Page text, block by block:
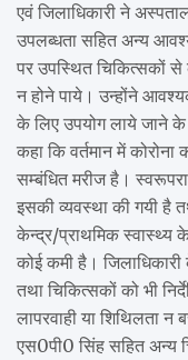
एवं जिलाधिकारी ने
उपलब्धता सहित अन्य
पर उपस्थित चिकित्सकों से
न होने पाये। उन्होंने
के लिए उपयोग लाये जाने के
कहा कि वर्तमान में
सम्बंधित मरीज है।
इसकी व्यवस्था की गयी है
केन्द्र/प्राथमिक स्वास्थ्य
कोई कमी है। जिलाधिकारी
तथा चिकित्सकों को भी
लापरवाही या शिथिलता न
एस0पी0 सिंह सहित अन्य